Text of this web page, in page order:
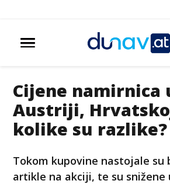
Cijene namirnica
Austriji,
kolike su razlike?
Tokom kupovine nastojale su
artikle na akciji, te su snižene